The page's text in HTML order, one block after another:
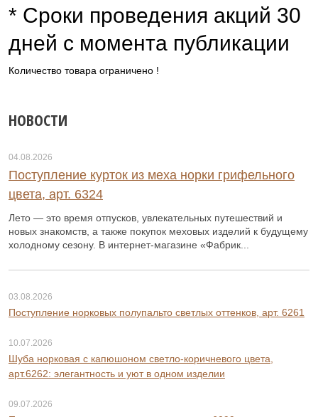
* Сроки проведения акций 30
дней с момента публикации
Количество товара ограничено !
НОВОСТИ
04.08.2026
Поступление курток из меха норки грифельного
цвета, арт. 6324
Лето — это время отпусков, увлекательных путешествий и
новых знакомств, а также покупок меховых изделий к будущему
холодному сезону. В интернет-магазине «Фабрик...
03.08.2026
Поступление норковых полупальто светлых оттенков, арт. 6261
10.07.2026
Шуба норковая с капюшоном светло-коричневого цвета,
арт.6262: элегантность и уют в одном изделии
09.07.2026